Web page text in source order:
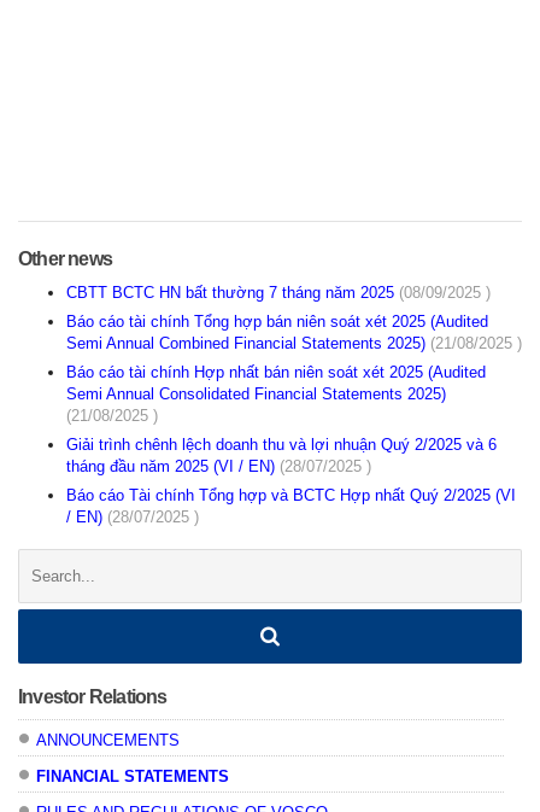
Other news
CBTT BCTC HN bất thường 7 tháng năm 2025 (08/09/2025 )
Báo cáo tài chính Tổng hợp bán niên soát xét 2025 (Audited
Semi Annual Combined Financial Statements 2025) (21/08/2025 )
Báo cáo tài chính Hợp nhất bán niên soát xét 2025 (Audited
Semi Annual Consolidated Financial Statements 2025)
(21/08/2025 )
Giải trình chênh lệch doanh thu và lợi nhuận Quý 2/2025 và 6
tháng đầu năm 2025 (VI / EN) (28/07/2025 )
Báo cáo Tài chính Tổng hợp và BCTC Hợp nhất Quý 2/2025 (VI
/ EN) (28/07/2025 )
Investor Relations
ANNOUNCEMENTS
FINANCIAL STATEMENTS